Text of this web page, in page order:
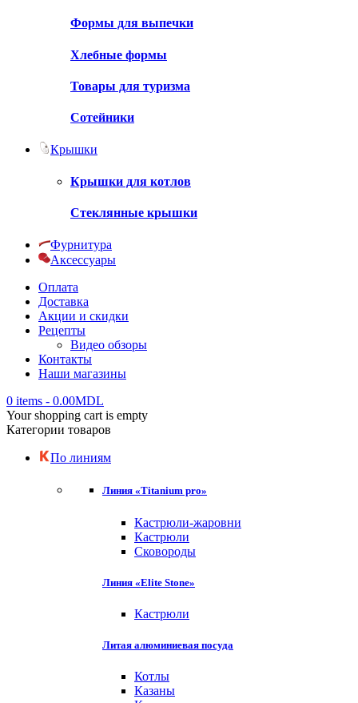
Формы для выпечки
Хлебные формы
Товары для туризма
Сотейники
Крышки
Крышки для котлов
Стеклянные крышки
Фурнитура
Аксессуары
Оплата
Доставка
Акции и скидки
Рецепты
Видео обзоры
Контакты
Наши магазины
0 items - 0.00MDL
Your shopping cart is empty
Категории товаров
По линиям
Линия «Titanium pro»
Кастрюли-жаровни
Кастрюли
Сковороды
Линия «Elite Stone»
Кастрюли
Литая алюминиевая посуда
Котлы
Казаны